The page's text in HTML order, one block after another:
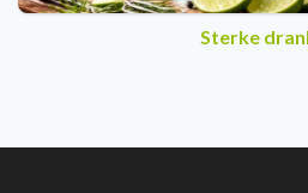
Sterke